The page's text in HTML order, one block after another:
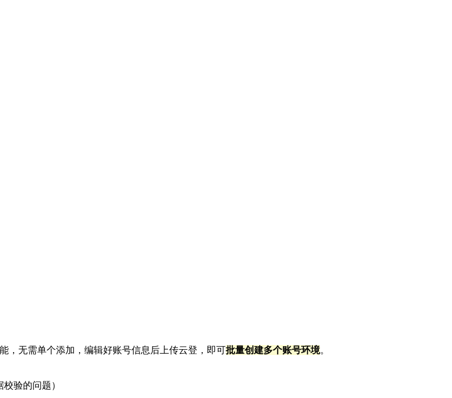
，无需单个添加，编辑好账号信息后上传云登，即可批量创建多个账号环境。
验的问题）